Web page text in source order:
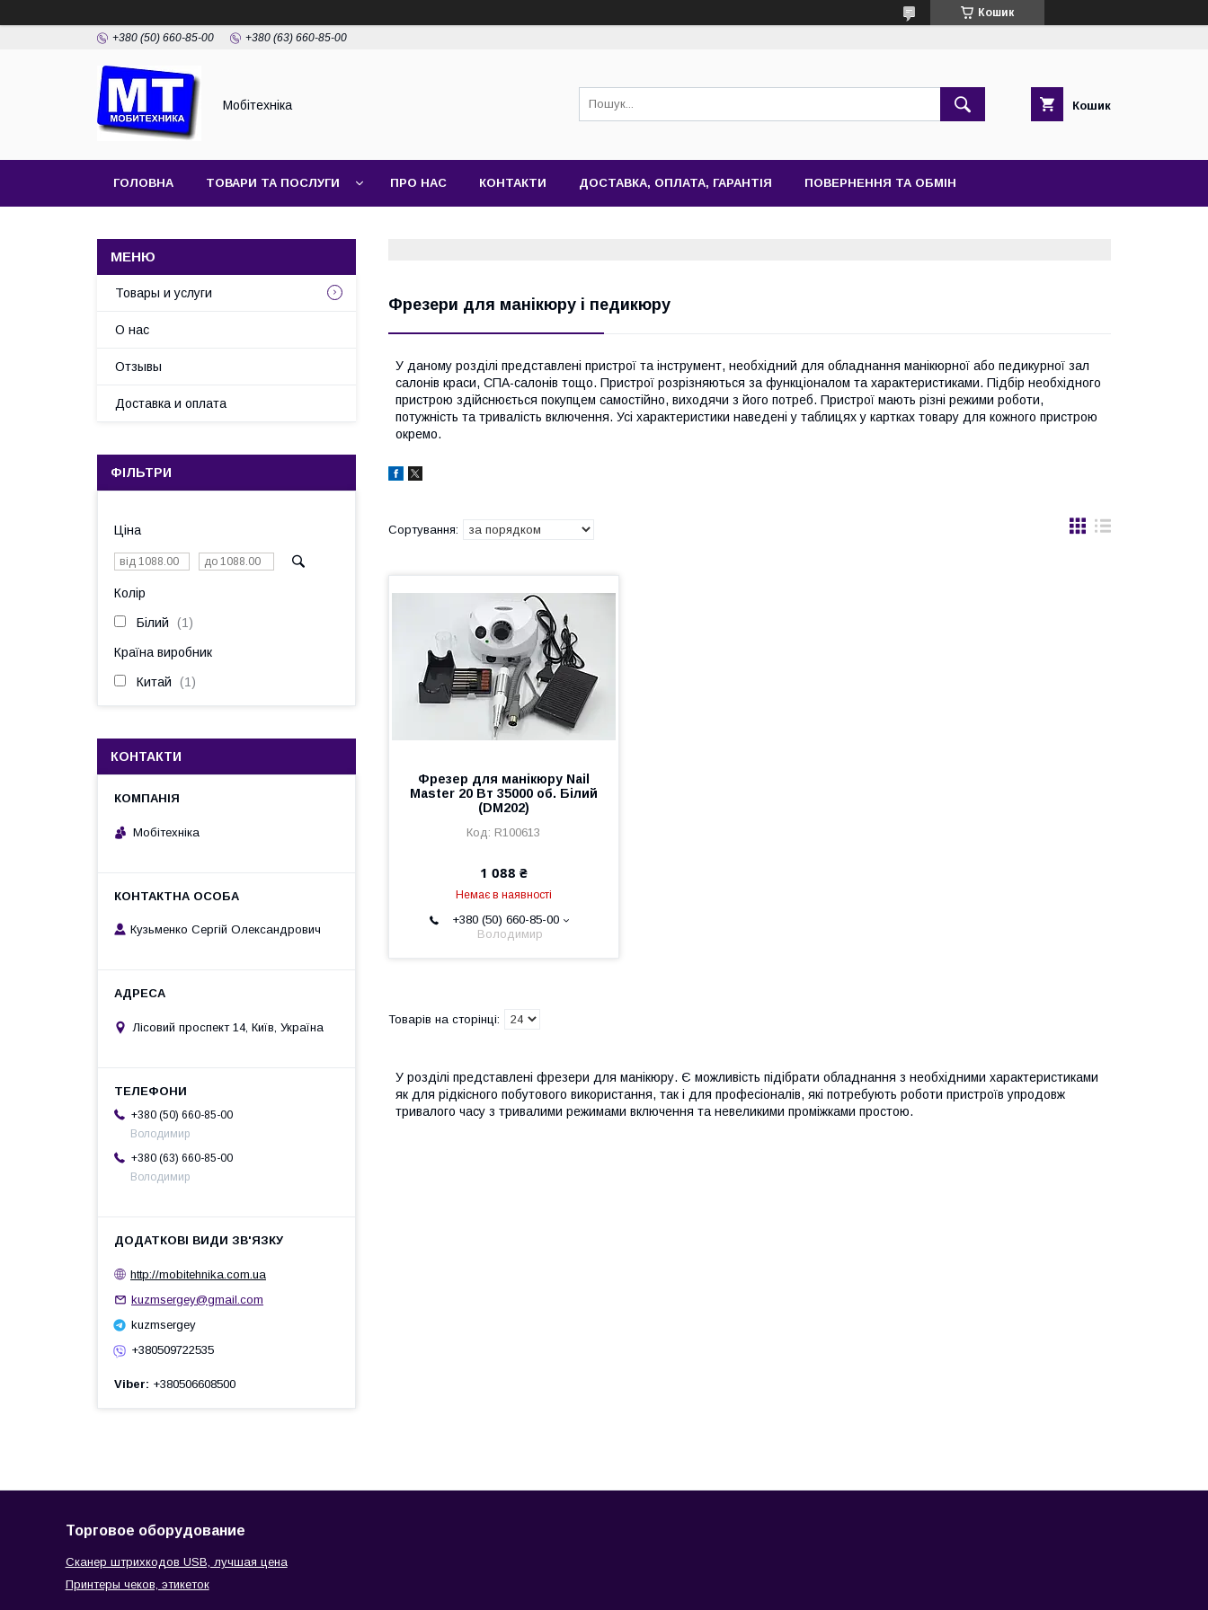
Кошик
+380 (50) 660-85-00 +380 (63) 660-85-00
Мобітехніка Кошик
ГОЛОВНА ТОВАРИ ТА ПОСЛУГИ ПРО НАС КОНТАКТИ ДОСТАВКА, ОПЛАТА, ГАРАНТІЯ ПОВЕРНЕННЯ ТА ОБМІН
Фрезери для манікюру і педикюру
У даному розділі представлені пристрої та інструмент, необхідний для обладнання манікюрної або педикурної зал
салонів краси, СПА-салонів тощо. Пристрої розрізняються за функціоналом та характеристиками. Підбір необхідного
пристрою здійснюється покупцем самостійно, виходячи з його потреб. Пристрої мають різні режими роботи,
потужність та тривалість включення. Усі характеристики наведені у таблицях у картках товару для кожного пристрою
окремо.
Фрезер для манікюру Nail
Master 20 Вт 35000 об. Білий
(DM202)
R100613
1 088 ₴
Немає в наявності
+380 (50) 660-85-00
Володимир
У розділі представлені фрезери для манікюру. Є можливість підібрати обладнання з необхідними характеристиками
як для рідкісного побутового використання, так і для професіоналів, які потребують роботи пристроїв упродовж
тривалого часу з тривалими режимами включення та невеликими проміжками простою.
Товары и услуги
О нас
Отзывы
Доставка и оплата
ФІЛЬТРИ
Ціна
Колір
Білий 1
Країна виробник
Китай 1
КОНТАКТИ
Мобітехніка
Кузьменко Сергій Олександрович
Лісовий проспект 14, Київ, Україна
+380 (50) 660-85-00
Володимир
+380 (63) 660-85-00
Володимир
http://mobitehnika.com.ua
kuzmsergey@gmail.com
kuzmsergey
+380509722535
Viber +380506608500
Торговое оборудование
Сканер штрихкодов USB, лучшая цена
Принтеры чеков, этикеток